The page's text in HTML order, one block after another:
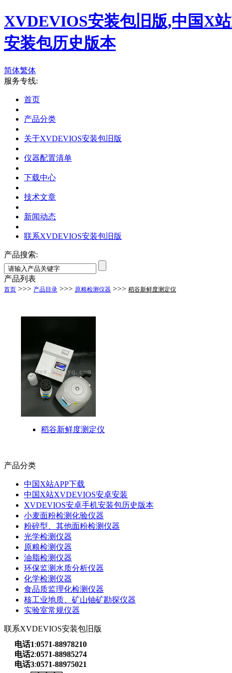
XVDEVIOS安装包旧版,中国X
安装包历史版本
简体繁体
服务专线:
首页
产品分类
关于XVDEVIOS安装包旧版
仪器配置清单
下载中心
技术文章
新闻动态
联系XVDEVIOS安装包旧版
产品搜索:
产品列表
首页 >>> 产品目录 >>> 原粮检测仪器 >>> 稻谷新鲜度测定仪
稻谷新鲜度测定仪
产品分类
中国X站APP下载
中国X站XVDEVIOS安卓安装
XVDEVIOS安卓手机安装包历史版本
小麦面粉检测化验仪器
粉碎型、其他面粉检测仪器
光学检测仪器
原粮检测仪器
油脂检测仪器
环保监测水质分析仪器
化学检测仪器
食品质监理化检测仪器
核工业地质、矿山铀矿勘探仪器
实验室常规仪器
联系XVDEVIOS安装包旧版
电话1:0571-88978210
电话2:0571-88985274
电话3:0571-88975021